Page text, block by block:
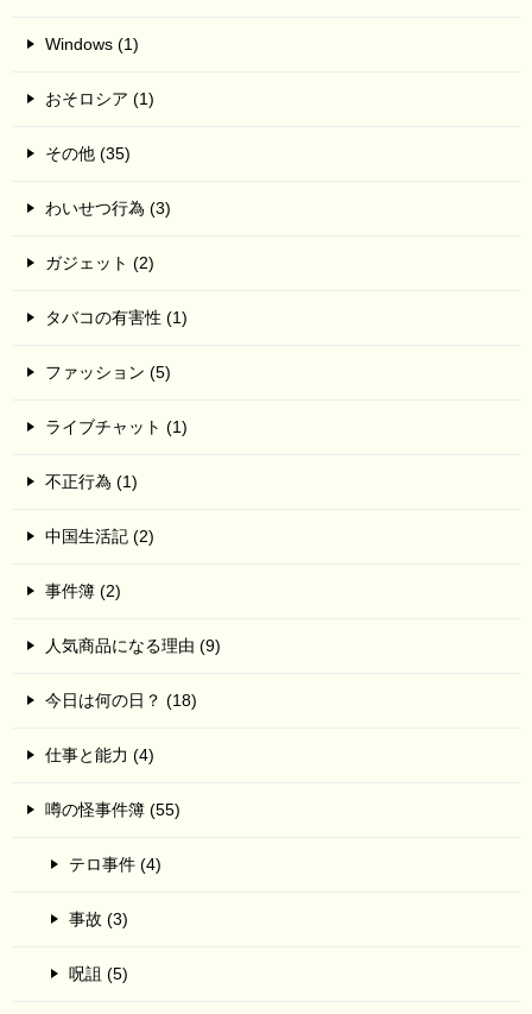
Windows (1)
おそロシア (1)
その他 (35)
わいせつ行為 (3)
ガジェット (2)
タバコの有害性 (1)
ファッション (5)
ライブチャット (1)
不正行為 (1)
中国生活記 (2)
事件簿 (2)
人気商品になる理由 (9)
今日は何の日？ (18)
仕事と能力 (4)
噂の怪事件簿 (55)
テロ事件 (4)
事故 (3)
呪詛 (5)